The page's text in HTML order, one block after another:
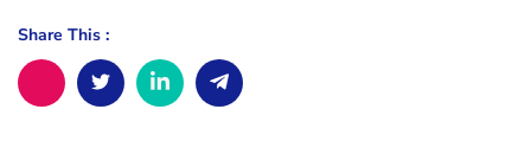
Share This :